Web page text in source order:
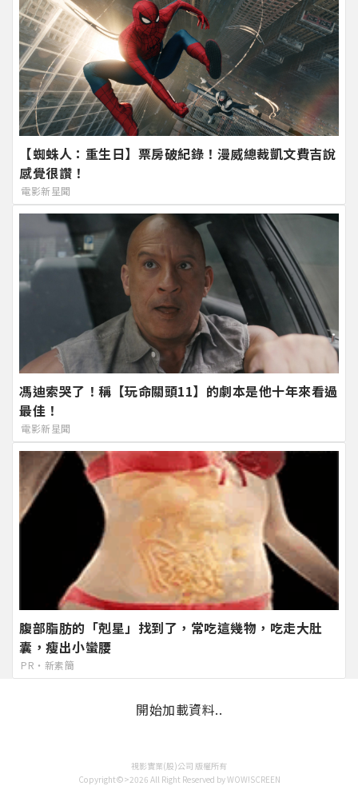
【蜘蛛人：重生日】票房破紀錄！漫威總裁凱文費吉說
感覺很讚！
電影新星聞
馮迪索哭了！稱【玩命關頭11】的劇本是他十年來看過
最佳！
電影新星聞
腹部脂肪的「剋星」找到了，常吃這幾物，吃走大肚
囊，瘦出小蠻腰
PR・新素簡
開始加載資料..
視影實業(股)公司 版權所有
Copyright©>2026 All Right Reserved by WOW!SCREEN